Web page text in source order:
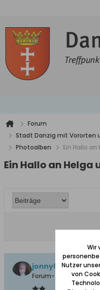
Forum
Stadt Danzig mit Vororten
Photoalben
Ein Hallo
Ein Hallo an Helga
jonny810
Forum-Teilnehmer
Wir
Nutzer
von